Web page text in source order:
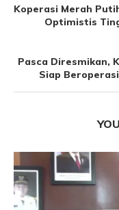
Koperasi Merah
Optimistis
Pasca Diresmikan,
Siap